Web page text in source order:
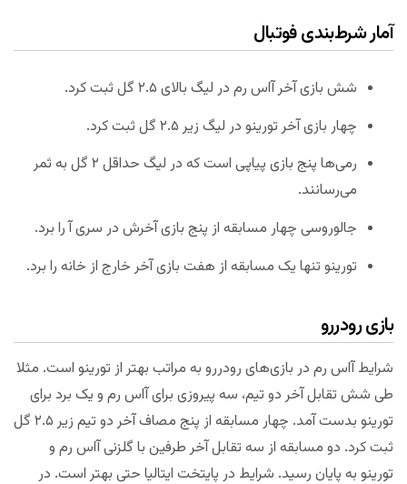
آمار شرط‌بندی فوتبال
شش بازی آخر آاس رم در لیگ بالای ۲.۵ گل ثبت کرد.
چهار بازی آخر تورینو در لیگ زیر ۲.۵ گل ثبت کرد.
رمی‌ها پنج بازی پیاپی است که در لیگ حداقل ۲ گل به ثمر
می‌رسانند.
جالوروسی چهار مسابقه از پنج بازی آخرش در سری آ را برد.
تورینو تنها یک مسابقه از هفت بازی آخر خارج از خانه را برد.
بازی رودررو
شرایط آاس رم در بازی‌های رودررو به مراتب بهتر از تورینو است. مثلا
طی شش تقابل آخر دو تیم، سه پیروزی برای آاس رم و یک برد برای
تورینو بدست آمد. چهار مسابقه از پنج مصاف آخر دو تیم زیر ۲.۵ گل
ثبت کرد. دو مسابقه از سه تقابل آخر طرفین با گلزنی آاس رم و
تورینو به پایان رسید. شرایط در پایتخت ایتالیا حتی بهتر است. در